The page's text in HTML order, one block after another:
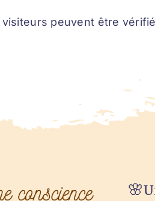
peuvent être